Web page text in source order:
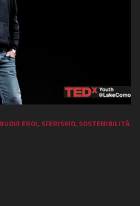
NUOVI EROI, SFERISMO, SOSTENIBILITÀ